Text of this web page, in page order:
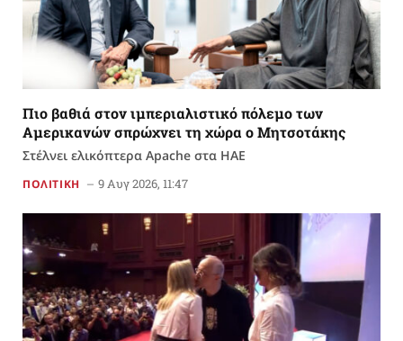
Πιο βαθιά στον ιμπεριαλιστικό πόλεμο των
Αμερικανών σπρώχνει τη χώρα ο Μητσοτάκης
Στέλνει ελικόπτερα Apache στα ΗΑΕ
ΠΟΛΙΤΙΚΗ 9 Αυγ 2026, 11:47